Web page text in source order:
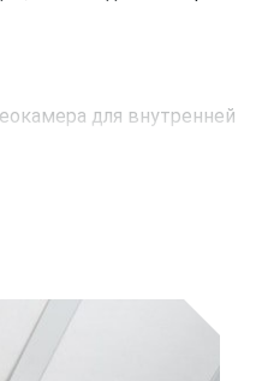
для внутренней
ГГц не
от -10 °С до +60 °С
( от 8 до 256